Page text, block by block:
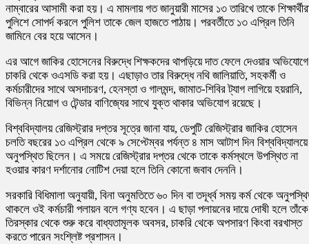
নাম্বারের আসামী করা হয়। এ মামলায় গত জানুয়ারী মাসের ১৩ তারিখে তাকে
পুলিশে সোপর্দ করলে পুলিশ তাকে জেল হাজতে পাঠায়। পরবর্তীতে ১৩ এপ্রিল তিনি
জামিনে বের হয়ে আসেন।
এর আগে জাকির হোসেনের বিরুদ্ধে শিক্ষকদের থাপড়িয়ে দাত ফেলে দেওয়ার অভিযোগে
চাকরি থেকে ওএসডি করা হয়। এছাড়াও তার বিরুদ্ধে নথি জালিয়াতি, সহকর্মী ও
কর্মচারীদের সাথে অসদাচরণ, হেনস্তা ও গালমন্দ, জামাত-শিবির ট্যাগ লাগিয়ে হয়রানি,
বিভিন্ন নিয়োগ ও টেন্ডার বাণিজ্যের সাথে যুক্ত থাকার অভিযোগ রয়েছে।
বিশ্ববিদ্যালয় রেজিস্ট্রার দপ্তর সূত্রে জানা যায়, ডেপুটি রেজিস্ট্রার জাকির হোসেন
চলতি বছরের ১৩ এপ্রিল থেকে ৯ সেপ্টেম্বর পর্যন্ত ৪ মাস আটাশ দিন বিশ্ববিদ্যালয়ে
অনুপস্থিত ছিলেন। এ সময়ে রেজিস্ট্রার দপ্তর থেকে তাকে কর্মস্থলে উপস্থিত না
হওয়ার কারণ দর্শানোর নোটিশ দেয়া হলে তিনি কোনো জবাব দেননি।
সরকারি বিধিমালা অনুযায়ী, বিনা অনুমতিতে ৬০ দিন বা তদূর্ধ্ব সময় কর্ম থেকে
থাকলে ওই কর্মচারী পলায়ন বলে গণ্য হবেন। এ ছাড়া পলায়নের দায়ে দোষী হলে তাঁকে
তিরস্কার থেকে শুরু করে বাধ্যতামূলক অবসর, চাকরি থেকে অপসারণ কিংবা বরখাস্ত
করতে পারেন সংশ্লিষ্ট প্রশাসন।